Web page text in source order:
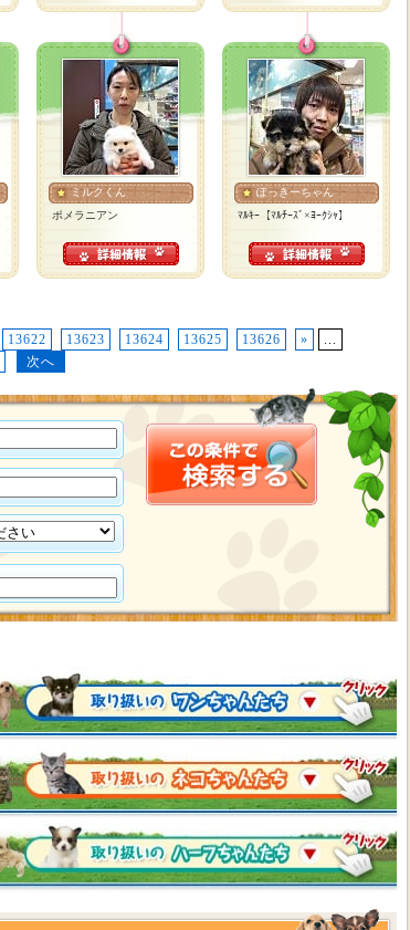
ミルクくん
ポメラニアン
ぽっきーちゃん
ﾏﾙｷｰ【ﾏﾙﾁｰｽﾞ×ﾖｰｸｼｬ】
13622 13623 13624 13625 13626 »
...
次へ